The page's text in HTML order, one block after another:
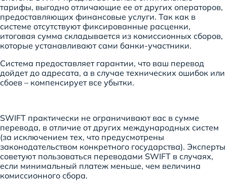
тарифы, выгодно отличающие ее от других операторов,
предоставляющих финансовые услуги. Так как в
системе отсутствуют фиксированные расценки,
итоговая сумма складывается из комиссионных сборов,
которые устанавливают сами банки-участники.
Система предоставляет гарантии, что ваш перевод
дойдет до адресата, а в случае технических ошибок или
сбоев – компенсирует все убытки.
SWIFT практически не ограничивают вас в сумме
перевода, в отличие от других международных систем
(за исключением тех, что предусмотрены
законодательством конкретного государства). Эксперты
советуют пользоваться переводами SWIFT в случаях,
если минимальный платеж меньше, чем величина
комиссионного сбора.